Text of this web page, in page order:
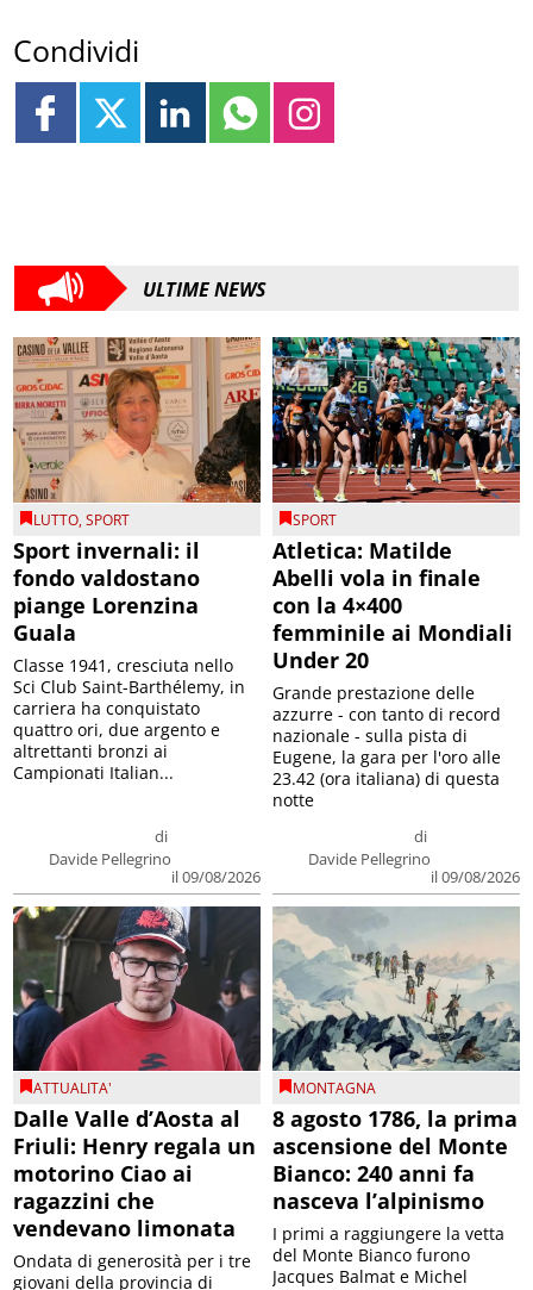
Condividi
ULTIME NEWS
LUTTO,SPORT
Sport invernali: il
fondo valdostano
piange Lorenzina
Guala
di
Davide Pellegrino
il 09/08/2026
Classe 1941, cresciuta nello
Sci Club Saint-Barthélemy, in
carriera ha conquistato
quattro ori, due argento e
altrettanti bronzi ai
Campionati Italian...
SPORT
Atletica: Matilde
Abelli vola in finale
con la 4×400
femminile ai Mondiali
Under 20
di
Davide Pellegrino
il 09/08/2026
Grande prestazione delle
azzurre - con tanto di record
nazionale - sulla pista di
Eugene, la gara per l'oro alle
23.42 (ora italiana) di questa
notte
ATTUALITA'
Dalle Valle d’Aosta al
Friuli: Henry regala un
motorino Ciao ai
ragazzini che
vendevano limonata
Ondata di generosità per i tre
giovani della provincia di
MONTAGNA
8 agosto 1786, la prima
ascensione del Monte
Bianco: 240 anni fa
nasceva l’alpinismo
I primi a raggiungere la vetta
del Monte Bianco furono
Jacques Balmat e Michel